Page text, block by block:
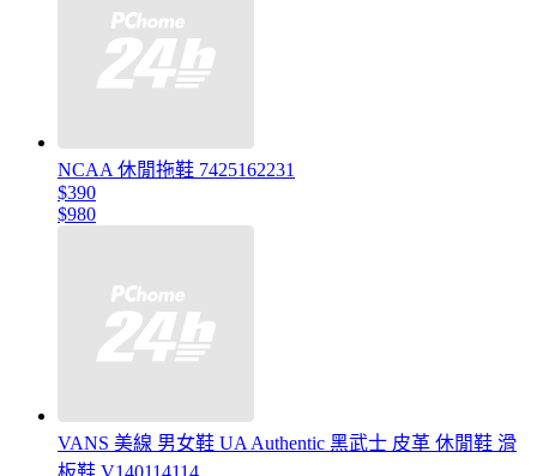
NCAA 休閒拖鞋 7425162231
$390
$980
VANS 美線 男女鞋 UA Authentic 黑武士 皮革 休閒鞋 滑